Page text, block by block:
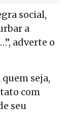
social,
a
adverte o
seja,
com
seu